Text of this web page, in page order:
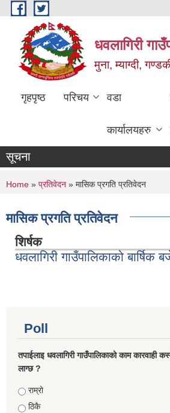
Skip to main content
धवलागिरी
मुना, म्याग्दी,
गृहपृष्ठ परिचय वडा
कार्यालयहरु
सूचना
You are here
Home » प्रतिवेदन » मासिक प्रगति प्रतिवेदन
मासिक प्रगति प्रतिवेदन
शिर्षक
धवलागिरी गाउँपालिकाको बार्षिक
Poll
तपाईलाइ धवलागिरी गाउँपालिकाको काम कारवाही
लाग्छ ?
Choices
राम्रो
ठिकै